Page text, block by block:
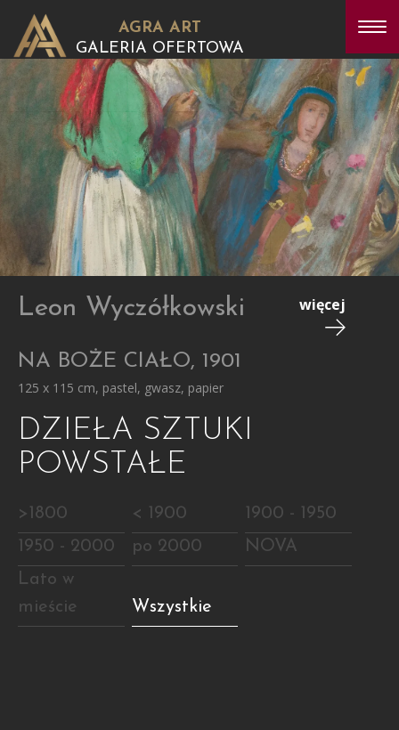
AGRA ART
GALERIA OFERTOWA
Leon Wyczółkowski
NA BOŻE CIAŁO, 1901
125 x 115 cm, pastel, gwasz, papier
więcej
DZIEŁA SZTUKI
POWSTAŁE
>1800 < 1900
1900 - 1950
1950 - 2000
po 2000
NOVA
Lato w
mieście
Wszystkie